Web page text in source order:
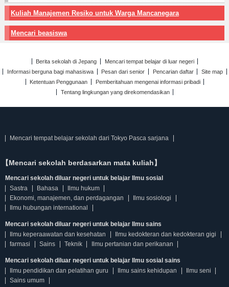
Kuliah Manajemen Resiko untuk Warga Mancanegara
Mencari beasiswa
Berita sekolah di Jepang
Mencari tempat belajar di luar negeri
Informasi berguna bagi mahasiswa
Pesan dari senior Pencarian daftar
Site map
Ketentuan Penggunaan
Pemberitahuan mengenai informasi pribadi
Tentang lingkungan yang direkomendasikan
Mencari tempat belajar sekolah dari Tokyo Pasca sarjana
【Mencari sekolah berdasarkan mata kuliah】
Mencari sekolah diluar negeri untuk belajar Ilmu sosial
Sastra
Bahasa
Ilmu hukum
Ekonomi, manajemen, dan perdagangan
Ilmu sosiologi
Ilmu hubungan international
Mencari sekolah diluar negeri untuk belajar Ilmu sains
Ilmu keperaawatan dan kesehatan
Ilmu kedokteran dan kedokteran gigi
farmasi
Sains Teknik Ilmu pertanian dan perikanan
Mencari sekolah diluar negeri untuk belajar Ilmu sosial sains
Ilmu pendidikan dan pelatihan guru
Ilmu sains kehidupan
Ilmu seni
Sains umum